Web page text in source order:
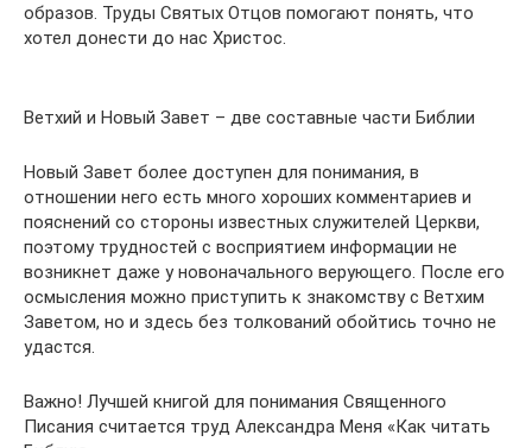
образов. Труды Святых Отцов помогают понять, что
хотел донести до нас Христос.
Ветхий и Новый Завет – две составные части Библии
Новый Завет более доступен для понимания, в
отношении него есть много хороших комментариев и
пояснений со стороны известных служителей Церкви,
поэтому трудностей с восприятием информации не
возникнет даже у новоначального верующего. После его
осмысления можно приступить к знакомству с Ветхим
Заветом, но и здесь без толкований обойтись точно не
удастся.
Важно! Лучшей книгой для понимания Священного
Писания считается труд Александра Меня «Как читать